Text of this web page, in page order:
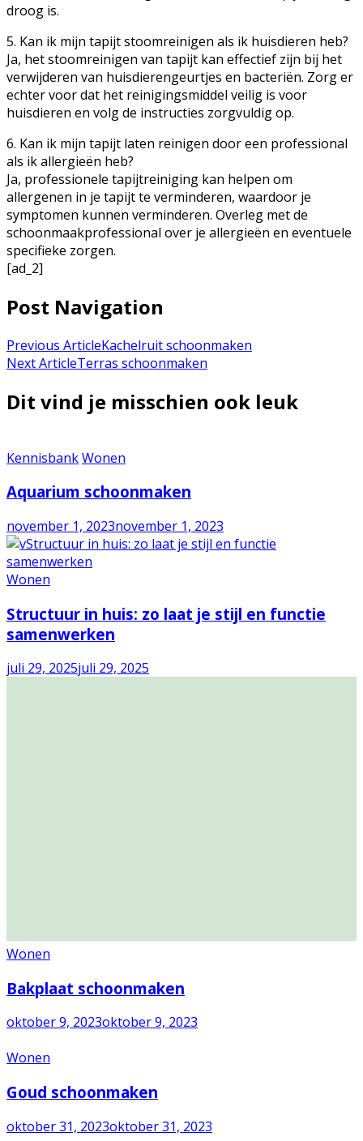
droog is.
5. Kan ik mijn tapijt stoomreinigen als ik huisdieren heb?
Ja, het stoomreinigen van tapijt kan effectief zijn bij het
verwijderen van huisdierengeurtjes en bacteriën. Zorg er
echter voor dat het reinigingsmiddel veilig is voor
huisdieren en volg de instructies zorgvuldig op.
6. Kan ik mijn tapijt laten reinigen door een professional
als ik allergieën heb?
Ja, professionele tapijtreiniging kan helpen om
allergenen in je tapijt te verminderen, waardoor je
symptomen kunnen verminderen. Overleg met de
schoonmaakprofessional over je allergieën en eventuele
specifieke zorgen.
[ad_2]
Post Navigation
Previous ArticleKachelruit schoonmaken
Next ArticleTerras schoonmaken
Dit vind je misschien ook leuk
KennisbankWonen
Aquarium schoonmaken
november 1, 2023november 1, 2023
Wonen
Structuur in huis: zo laat je stijl en functie
samenwerken
juli 29, 2025juli 29, 2025
Wonen
Bakplaat schoonmaken
oktober 9, 2023oktober 9, 2023
Wonen
Goud schoonmaken
oktober 31, 2023oktober 31, 2023